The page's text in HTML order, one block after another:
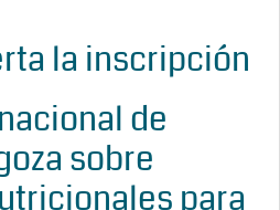
la inscripción
de
sobre
para